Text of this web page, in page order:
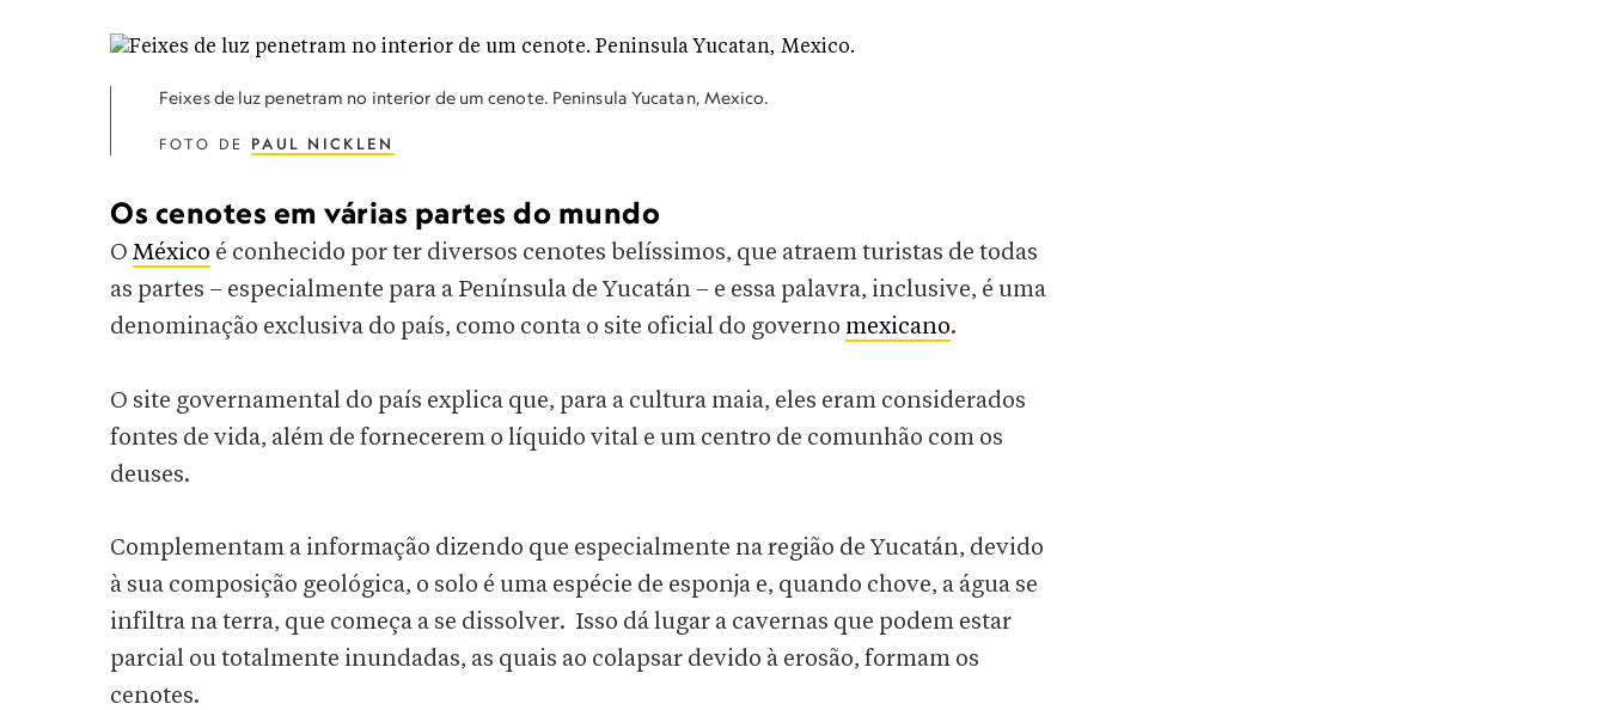
Feixes de luz penetram no interior de um cenote. Peninsula Yucatan, Mexico.
FOTO DE PAUL NICKLEN
Os cenotes em várias partes do mundo
O México é conhecido por ter diversos cenotes belíssimos, que atraem turistas de todas
as partes – especialmente para a Península de Yucatán – e essa palavra, inclusive, é uma
denominação exclusiva do país, como conta o site oficial do governo mexicano.
O site governamental do país explica que, para a cultura maia, eles eram considerados
fontes de vida, além de fornecerem o líquido vital e um centro de comunhão com os
deuses.
Complementam a informação dizendo que especialmente na região de Yucatán, devido
à sua composição geológica, o solo é uma espécie de esponja e, quando chove, a água se
infiltra na terra, que começa a se dissolver. Isso dá lugar a cavernas que podem estar
parcial ou totalmente inundadas, as quais ao colapsar devido à erosão, formam os
cenotes.